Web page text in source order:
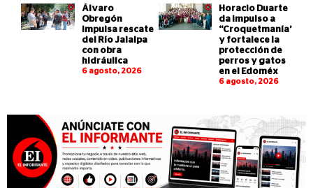
Álvaro
Obregón
impulsa rescate
del Río Jalalpa
con obra
hidráulica
6 agosto, 2026
Horacio Duarte
da impulso a
“Croquetmanía”
y fortalece la
protección de
perros y gatos
en el Edoméx
6 agosto, 2026